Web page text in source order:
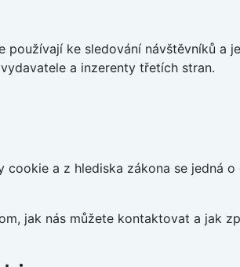
používají ke sledování návštěvníků
a inzerenty třetích stran.
a z hlediska zákona se jedná
jak nás můžete kontaktovat a jak